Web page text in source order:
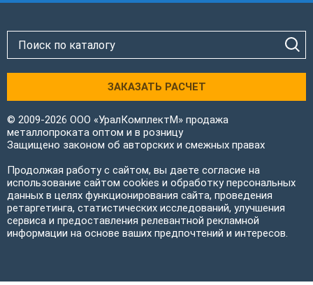
ЗАКАЗАТЬ РАСЧЕТ
© 2009-2026 ООО «УралКомплектМ» продажа
металлопроката оптом и в розницу
Защищено законом об авторских и смежных правах
Продолжая работу с сайтом, вы даете согласие на
использование сайтом cookies и обработку персональных
данных в целях функционирования сайта, проведения
ретаргетинга, статистических исследований, улучшения
сервиса и предоставления релевантной рекламной
информации на основе ваших предпочтений и интересов.